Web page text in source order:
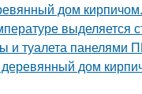
дом
выделяется
и туалета панелями
деревянный дом